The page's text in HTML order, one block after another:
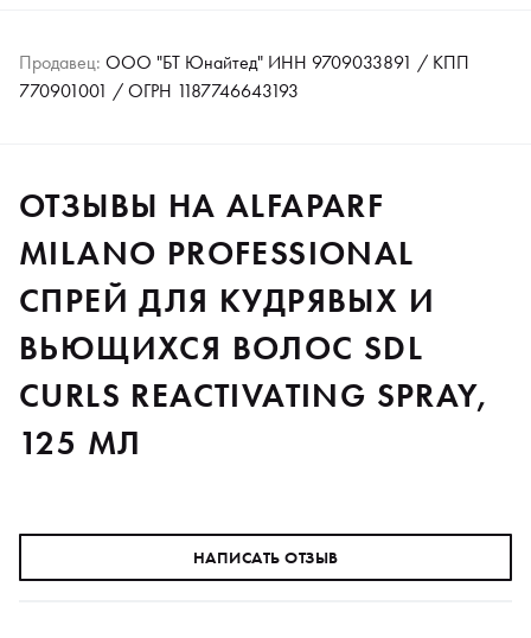
Продавец: ООО "БТ Юнайтед" ИНН 9709033891 / КПП
770901001 / ОГРН 1187746643193
ОТЗЫВЫ НА ALFAPARF
MILANO PROFESSIONAL
СПРЕЙ ДЛЯ КУДРЯВЫХ И
ВЬЮЩИХСЯ ВОЛОС SDL
CURLS REACTIVATING SPRAY,
125 МЛ
НАПИСАТЬ ОТЗЫВ